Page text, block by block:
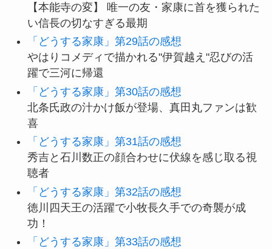
【本能寺の変】 唯一の友・家康に首を獲られた
い信長の切なすぎる最期
「どうする家康」第29話の感想
やはりコメディで描かれる"伊賀越え"忍びの活
躍で三河に帰還
「どうする家康」第30話の感想
北条氏政の汁かけ飯が登場、真田丸ファンは歓
喜
「どうする家康」第31話の感想
秀吉と石川数正の顔合わせに伏線を感じ取る視
聴者
「どうする家康」第32話の感想
徳川四天王の活躍で小牧長久手での奇襲が成
功！
「どうする家康」第33話の感想